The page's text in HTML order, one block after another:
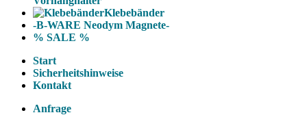
Klebebänder
-B-WARE Neodym Magnete-
% SALE %
Start
Sicherheitshinweise
Kontakt
Anfrage